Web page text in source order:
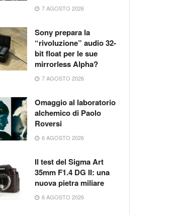
7 AGOSTO 2026
Sony prepara la
“rivoluzione” audio 32-
bit float per le sue
mirrorless Alpha?
7 AGOSTO 2026
Omaggio al laboratorio
alchemico di Paolo
Roversi
6 AGOSTO 2026
Il test del Sigma Art
35mm F1.4 DG II: una
nuova pietra miliare
6 AGOSTO 2026